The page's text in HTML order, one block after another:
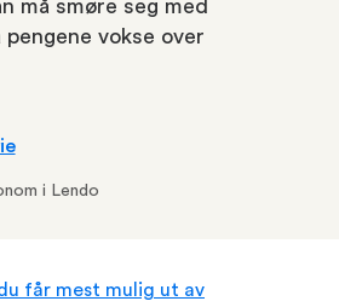
må smøre seg med
vokse over
i Lendo
får mest mulig ut av